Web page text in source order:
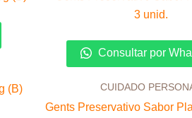
(B)
Consultar por
CUIDADO
Gents Preservativo Sabor
original
S/ 4.00.